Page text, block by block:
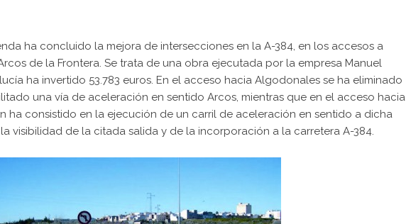
ha concluido la mejora de intersecciones en la A-384, en los accesos a
de la Frontera. Se trata de una obra ejecutada por la empresa Manuel
ha invertido 53.783 euros. En el acceso hacia Algodonales se ha eliminado
una vía de aceleración en sentido Arcos, mientras que en el acceso hacia
ha consistido en la ejecución de un carril de aceleración en sentido a dicha
visibilidad de la citada salida y de la incorporación a la carretera A-384.